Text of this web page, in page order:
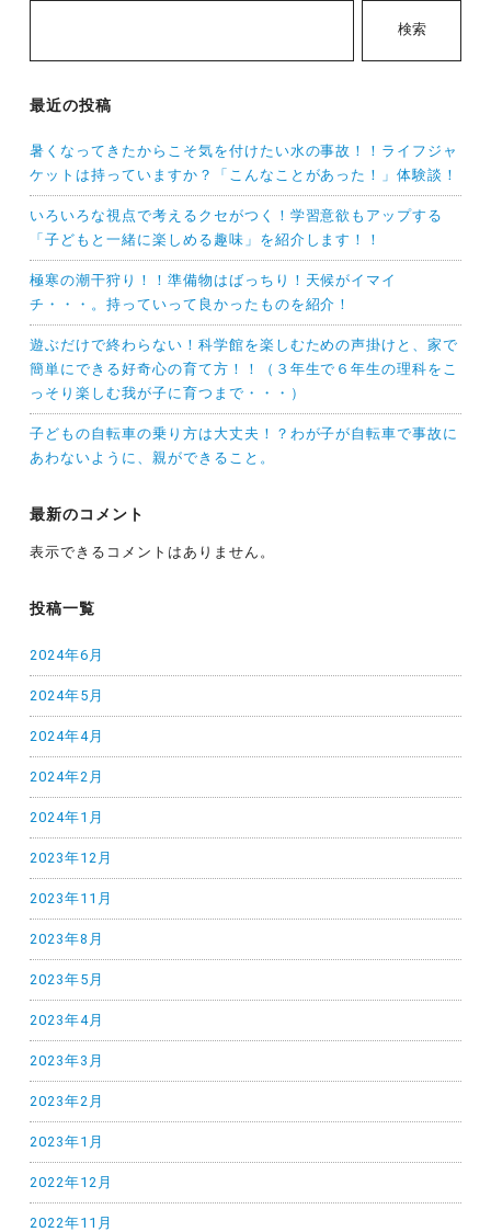
検索
最近の投稿
暑くなってきたからこそ気を付けたい水の事故！！ライフジャ
ケットは持っていますか？「こんなことがあった！」体験談！
いろいろな視点で考えるクセがつく！学習意欲もアップする
「子どもと一緒に楽しめる趣味」を紹介します！！
極寒の潮干狩り！！準備物はばっちり！天候がイマイ
チ・・・。持っていって良かったものを紹介！
遊ぶだけで終わらない！科学館を楽しむための声掛けと、家で
簡単にできる好奇心の育て方！！（３年生で６年生の理科をこ
っそり楽しむ我が子に育つまで・・・）
子どもの自転車の乗り方は大丈夫！？わが子が自転車で事故に
あわないように、親ができること。
最新のコメント
表示できるコメントはありません。
投稿一覧
2024年6月
2024年5月
2024年4月
2024年2月
2024年1月
2023年12月
2023年11月
2023年8月
2023年5月
2023年4月
2023年3月
2023年2月
2023年1月
2022年12月
2022年11月